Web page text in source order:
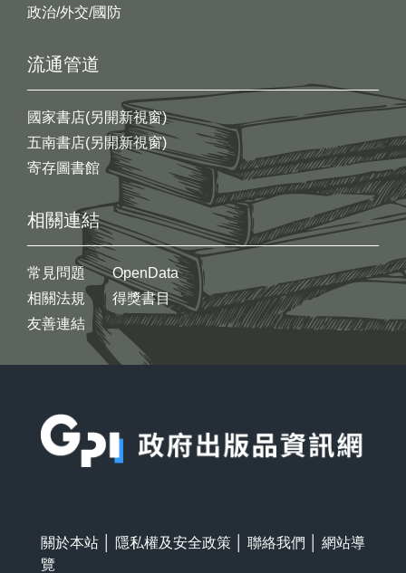
政治/外交/國防
流通管道
國家書店(另開新視窗)
五南書店(另開新視窗)
寄存圖書館
相關連結
常見問題
相關法規
友善連結
OpenData
得獎書目
關於本站 隱私權及安全政策 聯絡我們
網站導
覽